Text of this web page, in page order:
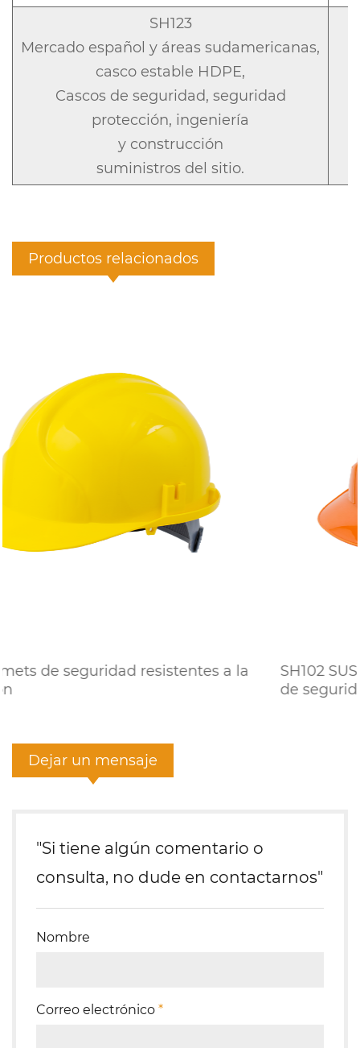
SH123
Mercado español y áreas sudamericanas,
casco estable HDPE,
Cascos de seguridad, seguridad
protección, ingeniería
y construcción
suministros del sitio.
Productos relacionados
la
SH102 SUSPENSIÓN DE 6 PUNTOS
Dejar un mensaje
"Si tiene algún comentario o
consulta, no dude en contactarnos"
Nombre
Correo electrónico *